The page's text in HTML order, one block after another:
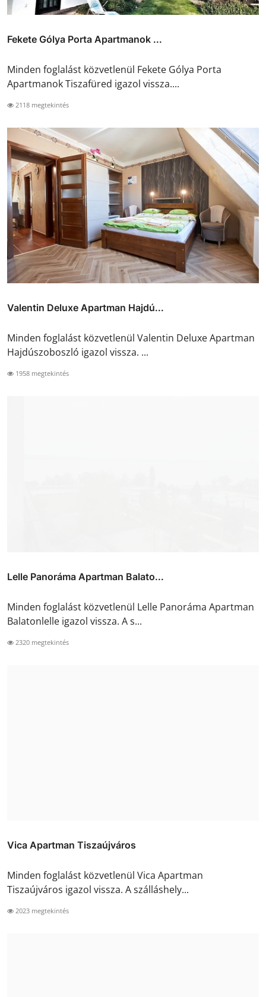
Fekete Gólya Porta Apartmanok ...
Minden foglalást közvetlenül Fekete Gólya Porta
Apartmanok Tiszafüred igazol vissza....
2118 megtekintés
Valentin Deluxe Apartman Hajdú...
Minden foglalást közvetlenül Valentin Deluxe Apartman
Hajdúszoboszló igazol vissza. ...
1958 megtekintés
Lelle Panoráma Apartman Balato...
Minden foglalást közvetlenül Lelle Panoráma Apartman
Balatonlelle igazol vissza. A s...
2320 megtekintés
Vica Apartman Tiszaújváros
Minden foglalást közvetlenül Vica Apartman
Tiszaújváros igazol vissza. A szálláshely...
2023 megtekintés